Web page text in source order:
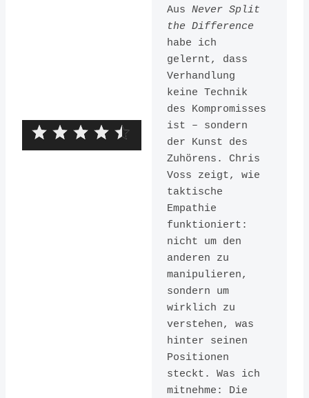
Aus Never Split
the Difference
habe ich
gelernt, dass
Verhandlung
keine Technik
des Kompromisses
ist – sondern
der Kunst des
Zuhörens. Chris
Voss zeigt, wie
taktische
Empathie
funktioniert:
nicht um den
anderen zu
manipulieren,
sondern um
wirklich zu
verstehen, was
hinter seinen
Positionen
steckt. Was ich
mitnehme: Die